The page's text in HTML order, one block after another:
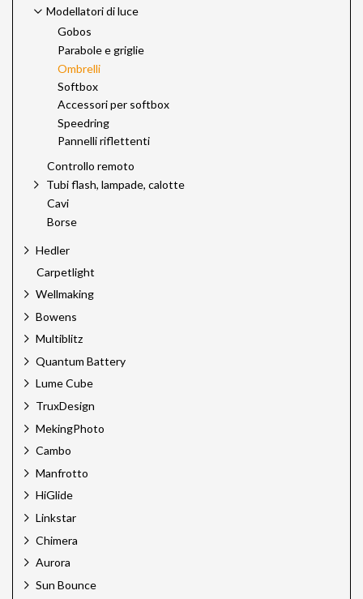
Modellatori di luce
Gobos
Parabole e griglie
Ombrelli
Softbox
Accessori per softbox
Speedring
Pannelli riflettenti
Controllo remoto
Tubi flash, lampade, calotte
Cavi
Borse
Hedler
Carpetlight
Wellmaking
Bowens
Multiblitz
Quantum Battery
Lume Cube
TruxDesign
MekingPhoto
Cambo
Manfrotto
HiGlide
Linkstar
Chimera
Aurora
Sun Bounce